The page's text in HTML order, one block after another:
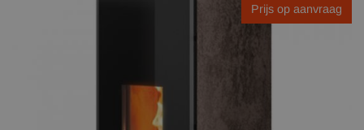
Prijs op aanvraag